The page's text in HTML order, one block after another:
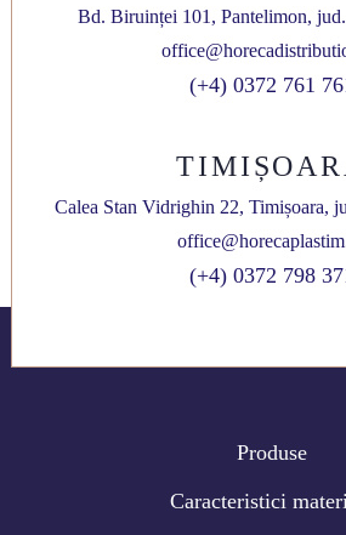
Bd. Biruinței 101, Pantelimon,
(+4) 0372 761
Calea Stan Vidrighin 22, Timișoara,
(+4) 0372 798
Produse
Caracteristici